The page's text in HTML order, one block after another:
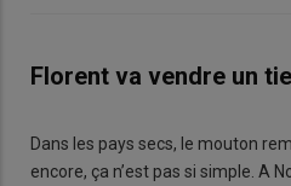
Florent va vendre un
Dans les pays secs, le mouton
encore, ça n’est pas si simple. A